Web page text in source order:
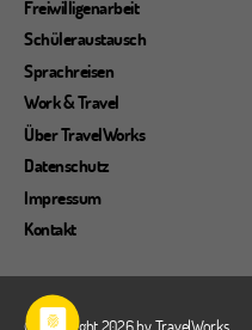
Freiwilligenarbeit
Schüleraustausch
Sprachreisen
Work & Travel
Über TravelWorks
Datenschutz
Impressum
Kontakt